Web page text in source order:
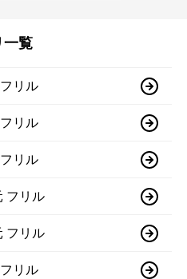
一覧
リル
リル
リル
フリル
フリル
リル